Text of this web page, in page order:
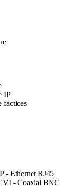
IP
factices
- Ethernet RJ45
- Coaxial BNC